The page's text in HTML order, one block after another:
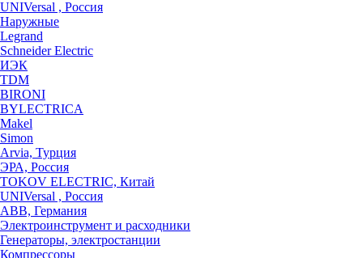
UNIVersal , Россия
Наружные
Legrand
Schneider Electric
ИЭК
TDM
BIRONI
BYLECTRICA
Makel
Simon
Arvia, Турция
ЭРА, Россия
TOKOV ELECTRIC, Китай
UNIVersal , Россия
ABB, Германия
Электроинструмент и расходники
Генераторы, электростанции
Компрессоры